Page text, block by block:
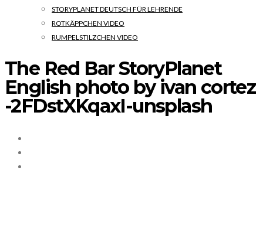
STORYPLANET DEUTSCH FÜR LEHRENDE
ROTKÄPPCHEN VIDEO
RUMPELSTILZCHEN VIDEO
The Red Bar StoryPlanet
English photo by ivan cortez
-2FDstXKqaxI-unsplash